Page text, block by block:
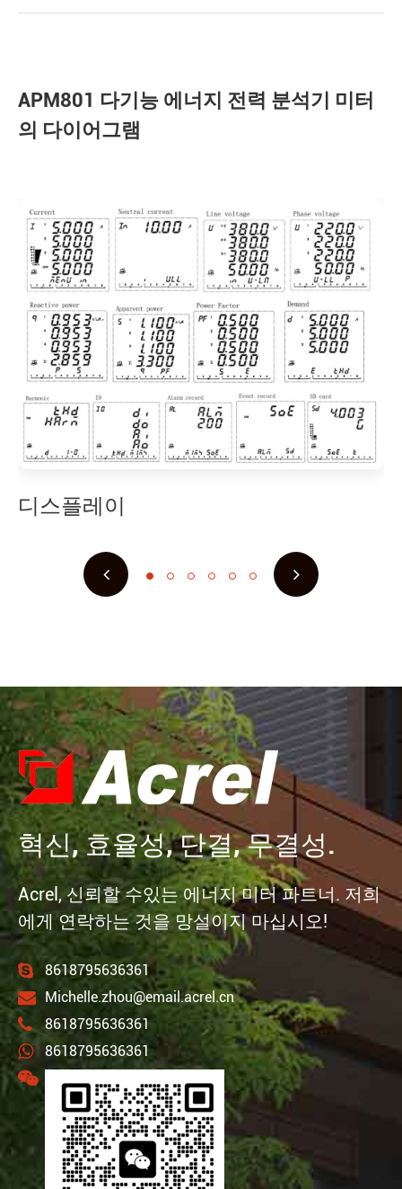
APM801 다기능 에너지 전력 분석기 미터
의 다이어그램
디스플레이
혁신, 효율성, 단결, 무결성.
Acrel, 신뢰할 수있는 에너지 미터 파트너. 저희
에게 연락하는 것을 망설이지 마십시오!
8618795636361
Michelle.zhou@email.acrel.cn
8618795636361
8618795636361